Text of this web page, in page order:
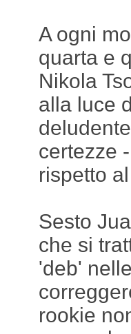
A ogni
quarta e
Nikola
alla luce
certezze
rispetto
Sesto
che si
'deb'
rookie